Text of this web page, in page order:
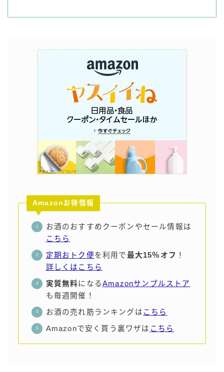
Amazonお得情報
お酒のおすすめクーポンやセール情報は
こちら
定期おトク便を利用で最大15％オフ ！
詳しくはこちら
実質無料になるAmazonサンプルストア
も毎週開催！
お酒の売れ筋ランキングは こちら
Amazonで安く買う裏ワザは こちら